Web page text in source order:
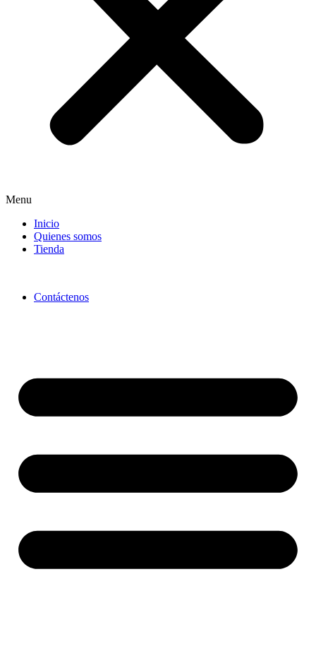
Menu
Inicio
Quienes somos
Tienda
Contáctenos